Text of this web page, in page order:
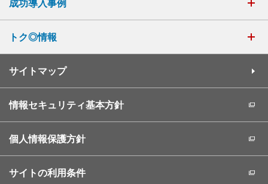
成功導入事例
トク◎情報
サイトマップ
情報セキュリティ基本方針
個人情報保護方針
サイトの利用条件